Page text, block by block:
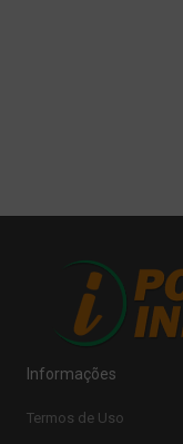
Informações
Termos de Uso